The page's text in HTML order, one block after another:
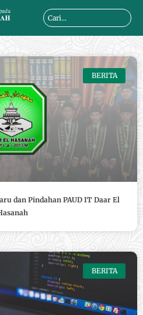
Search
BERITA
dan Pindahan PAUD IT Daar El
BERITA